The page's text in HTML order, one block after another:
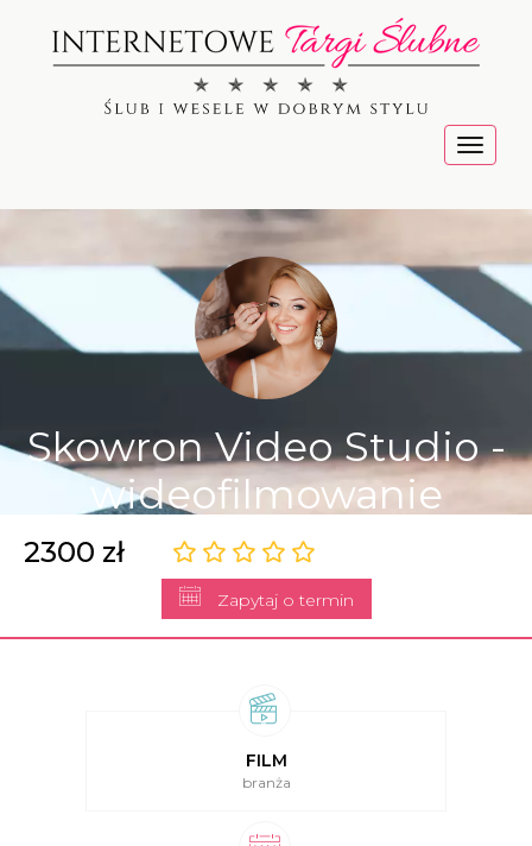
Menu
Skowron Video Studio -
wideofilmowanie
2300 zł
Zapytaj o termin
FILM
branża